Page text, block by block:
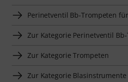
Perinetventil Bb-Trompeten
Zur Kategorie Perinetventil
Zur Kategorie Trompeten
Zur Kategorie Blasinstrumente